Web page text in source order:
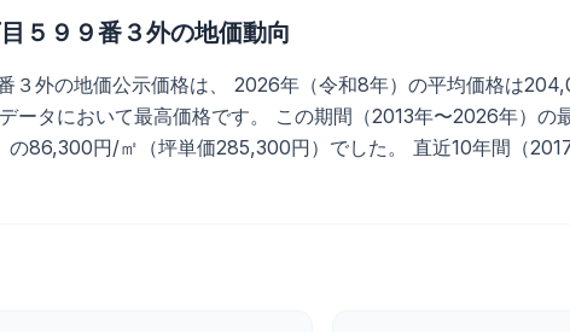
５９９番３外の地価動向
３外の地価公示価格は、 2026年（令和8年）の平均価格は
ータにおいて最高価格です。 この期間（2013年〜2026年）
86,300円/㎡（坪単価285,300円）でした。 直近10年間（